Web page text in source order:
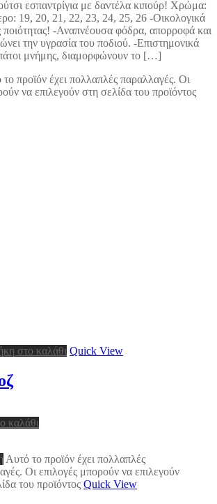
εσπαντρίγια με δαντέλα κιπούρ! Χρώμα:
19, 20, 21, 22, 23, 24, 25, 26 -Οικολογικά
ποιότητας! -Αναπνέουσα φόδρα, απορροφά και
την υγρασία του ποδιού. -Επιστημονικά
μνήμης, διαμορφώνουν το […]
προϊόν έχει πολλαπλές παραλλαγές. Οι
να επιλεγούν στη σελίδα του προϊόντος
στο καλάθι Quick View
καλάθι
Αυτό το προϊόν έχει πολλαπλές
Οι επιλογές μπορούν να επιλεγούν
του προϊόντος Quick View